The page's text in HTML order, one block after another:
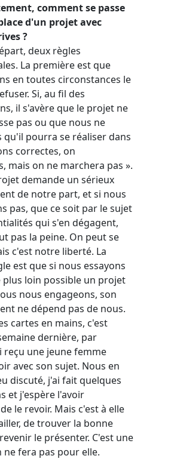
comment se passe
d'un projet avec
?
deux règles
La première est que
en toutes circonstances le
Si, au fil des
il s'avère que le projet ne
pas ou que nous ne
qu'il pourra se réaliser dans
correctes, on
mais on ne marchera pas ».
demande un sérieux
de notre part, et si nous
pas, que ce soit par le sujet
qui s'en dégagent,
pas la peine. On peut se
c'est notre liberté. La
est que si nous essayons
plus loin possible un projet
nous engageons, son
ne dépend pas de nous.
cartes en mains, c'est
dernière, par
reçu une jeune femme
avec son sujet. Nous en
discuté, j'ai fait quelques
et j'espère l'avoir
le revoir. Mais c'est à elle
de trouver la bonne
le présenter. C'est une
ne fera pas pour elle.